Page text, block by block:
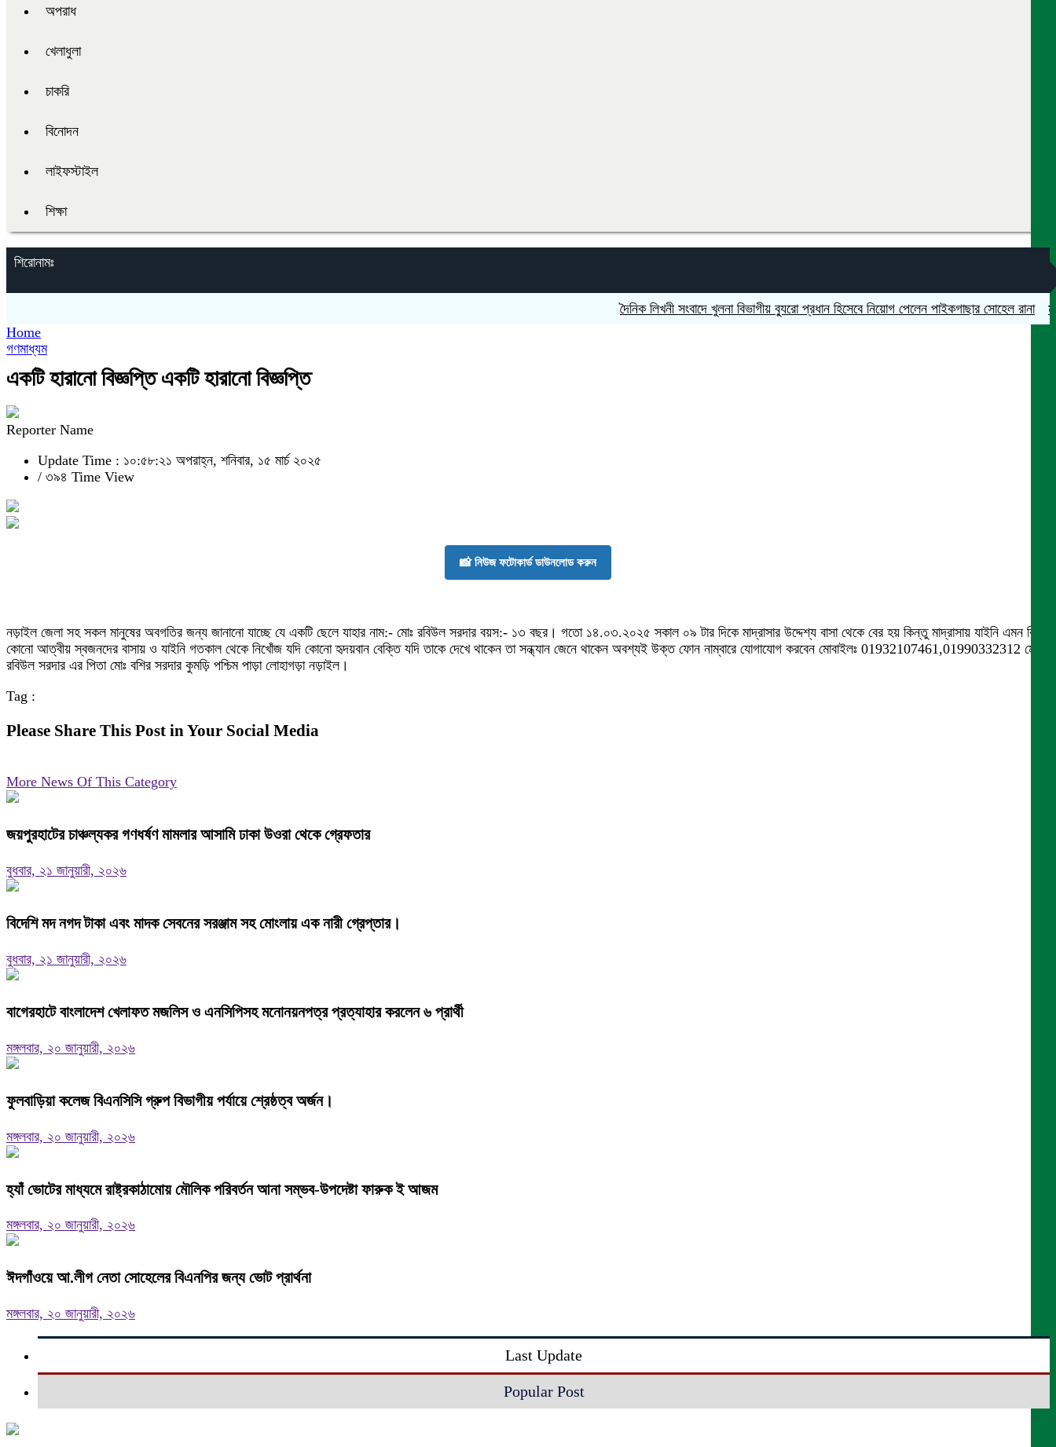
অপরাধ
খেলাধুলা
চাকরি
বিনোদন
লাইফস্টাইল
শিক্ষা
শিরোনামঃ
দৈনিক লিখনী সংবাদে খুলনা বিভাগীয় ব্যুরো প্রধান হিসেবে নিয়োগ পেলেন পাইকগাছার সোহেল রানা
মহেশপুরে
Home
গণমাধ্যম
একটি হারানো বিজ্ঞপ্তি একটি হারানো বিজ্ঞপ্তি
Reporter Name
Update Time : ১০:৫৮:২১ অপরাহ্ন, শনিবার, ১৫ মার্চ ২০২৫
/ ৩৯৪ Time View
📸 নিউজ ফটোকার্ড ডাউনলোড করুন
নড়াইল জেলা সহ সকল মানুষের অবগতির জন্য জানানো যাচ্ছে যে একটি ছেলে যাহার নাম:- মোঃ রবিউল সরদার বয়স:- ১৩ বছর। গতো ১৪.০৩.২০২৫ সকাল ০৯ টার দিকে মাদ্রাসার উদ্দেশ্য বাসা থেকে বের হয় কিন্তু মাদ্রাসায় যাইনি এমন কি
কোনো আত্বীয় স্বজনদের বাসায় ও যাইনি গতকাল থেকে নিখোঁজ যদি কোনো হৃদয়বান বেক্তি যদি তাকে দেখে থাকেন তা সন্ধ্যান জেনে থাকেন অবশ্যই উক্ত ফোন নাম্বারে যোগাযোগ করবেন মোবাইলঃ 01932107461,01990332312 মোঃ
রবিউল সরদার এর পিতা মোঃ বশির সরদার কুমড়ি পশ্চিম পাড়া লোহাগড়া নড়াইল।
Tag :
Please Share This Post in Your Social Media
More News Of This Category
জয়পুরহাটের চাঞ্চল্যকর গণধর্ষণ মামলার আসামি ঢাকা উওরা থেকে গ্রেফতার
বুধবার, ২১ জানুয়ারী, ২০২৬
বিদেশি মদ নগদ টাকা এবং মাদক সেবনের সরঞ্জাম সহ মোংলায় এক নারী গ্রেপ্তার।
বুধবার, ২১ জানুয়ারী, ২০২৬
বাগেরহাটে বাংলাদেশ খেলাফত মজলিস ও এনসিপিসহ মনোনয়নপত্র প্রত্যাহার করলেন ৬ প্রার্থী
মঙ্গলবার, ২০ জানুয়ারী, ২০২৬
ফুলবাড়িয়া কলেজ বিএনসিসি গ্রুপ বিভাগীয় পর্যায়ে শ্রেষ্ঠত্ব অর্জন।
মঙ্গলবার, ২০ জানুয়ারী, ২০২৬
হ্যাঁ ভোটের মাধ্যমে রাষ্ট্রকাঠামোয় মৌলিক পরিবর্তন আনা সম্ভব-উপদেষ্টা ফারুক ই আজম
মঙ্গলবার, ২০ জানুয়ারী, ২০২৬
ঈদগাঁওয়ে আ.লীগ নেতা সোহেলের বিএনপির জন্য ভোট প্রার্থনা
মঙ্গলবার, ২০ জানুয়ারী, ২০২৬
Last Update
Popular Post